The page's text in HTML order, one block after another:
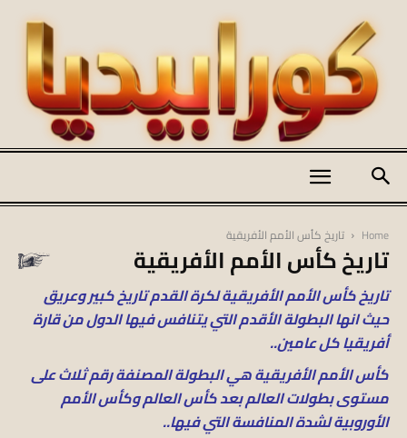
Home تاريخ كأس الأمم الأفريقية
تاريخ كأس الأمم الأفريقية
تاريخ كأس الأمم الأفريقية لكرة القدم تاريخ كبير وعريق
حيث انها البطولة الأقدم التي يتنافس فيها الدول من قارة
أفريقيا كل عامين..
كأس الأمم الأفريقية هي البطولة المصنفة رقم ثلاث على
مستوى بطولات العالم بعد كأس العالم وكأس الأمم
الأوروبية لشدة المنافسة التي فيها..